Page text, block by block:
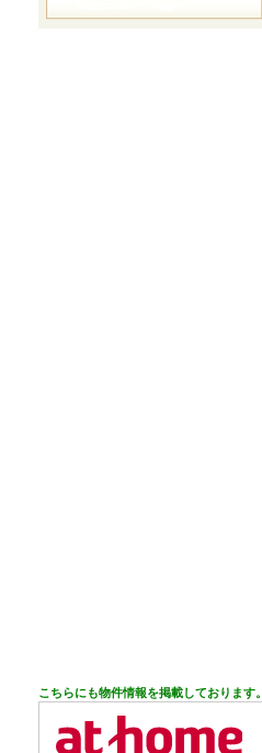
こちらにも物件情報を掲載しております。